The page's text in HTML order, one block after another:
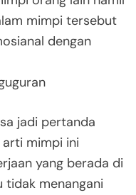
mimpi tersebut
dengan
jadi pertanda
arti mimpi ini
yang berada di
tidak menangani